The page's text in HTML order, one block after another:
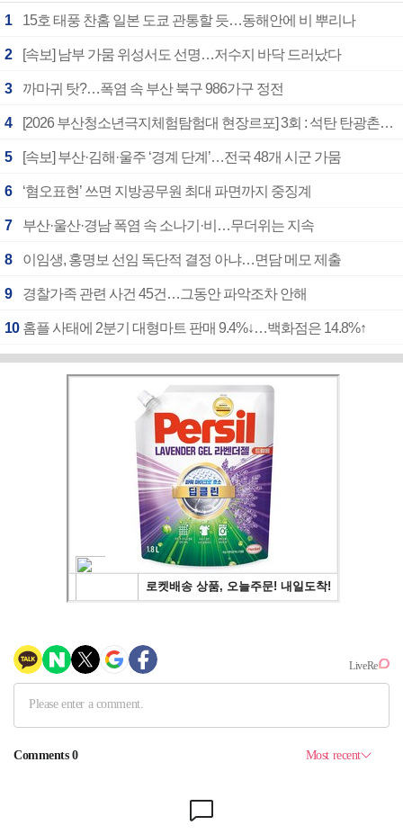
1 15호 태풍 찬홈 일본 도쿄 관통할 듯…동해안에 비 뿌리나
2 [속보] 남부 가뭄 위성서도 선명…저수지 바닥 드러났다
3 까마귀 탓?…폭염 속 부산 북구 986가구 정전
4 [2026 부산청소년극지체험탐험대 현장르포] 3회 : 석탄 탄광촌에서 북극 연구의 중심지로
5 [속보] 부산·김해·울주 ‘경계 단계’…전국 48개 시군 가뭄
6 ‘혐오표현’ 쓰면 지방공무원 최대 파면까지 중징계
7 부산·울산·경남 폭염 속 소나기·비…무더위는 지속
8 이임생, 홍명보 선임 독단적 결정 아냐…면담 메모 제출
9 경찰가족 관련 사건 45건…그동안 파악조차 안해
10 홈플 사태에 2분기 대형마트 판매 9.4%↓…백화점은 14.8%↑